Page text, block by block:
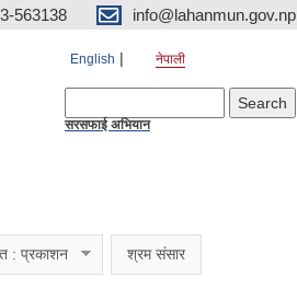
563138 info@lahanmun.gov.np
English नेपाली
सरसफाई अभियान
: प्रकाशन श्रम संसार